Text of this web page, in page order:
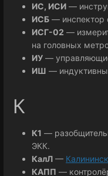
ИС, ИСИ —
ИСБ — инспектор
ИСГ-02 —
на головных
ИУ —
ИШ —
К
К1 —
ЭКК.
КалЛ —
КАПП —